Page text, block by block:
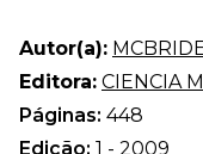
Autor(a):
Editora: CIENCIA
Páginas: 448
Edição: 1 - 2009